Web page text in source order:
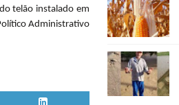
telão instalado em
Administrativo